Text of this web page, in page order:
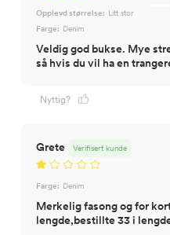
Opplevd størrelse: Litt stor
Farge: Denim
Veldig god bukse. Mye
så hvis du vil ha en
Nyttig?
Grete Verifisert kunde
Farge: Denim
Merkelig fasong og for
lengde,bestillte 33 i